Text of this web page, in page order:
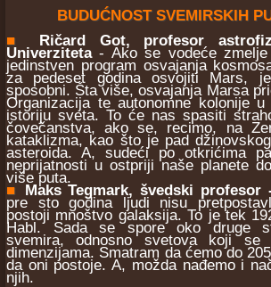
BUDUĆNOST SVEMIRSKIH
■
Ričard Got, profesor
Univerziteta- Ako se vodeće zmelje
jedinstven program osvajanja
za pedeset godina osvojiti Mars,
sposobni. Šta više, osvajanja Marsa
Organizacija te autonomne kolonije
istoriju sveta. To će nas spasiti
čovečanstva, ako se, recimo, na
kataklizma, kao što je pad
asteroida. A, sudeći po otkrićima
neprijatnosti u ostpriji naše planete
više puta.
■ Maks Tegmark, švedski
pre sto godina ljudi nisu
postoji mnoštvo galaksija. To je tek
Habl. Sada se spore oko druge
svemira, odnosno svetova koji se
dimenzijama. Smatram da ćemo do
da oni postoje. A, možda nađemo i
njih.